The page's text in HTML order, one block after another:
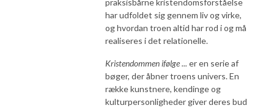
praksisbårne kristendomsforståelse
har udfoldet sig gennem liv og virke,
og hvordan troen altid har rod i og må
realiseres i det relationelle.
Kristendommen ifølge ... er en serie af
bøger, der åbner troens univers. En
række kunstnere, kendinge og
kulturpersonligheder giver deres bud